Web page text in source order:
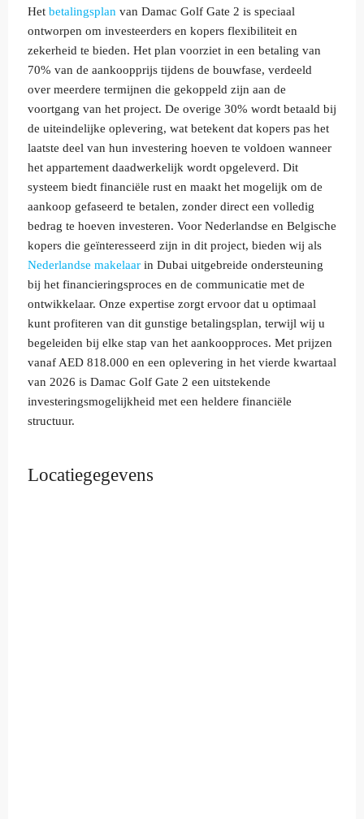
Het betalingsplan van Damac Golf Gate 2 is speciaal
ontworpen om investeerders en kopers flexibiliteit en
zekerheid te bieden. Het plan voorziet in een betaling van
70% van de aankoopprijs tijdens de bouwfase, verdeeld
over meerdere termijnen die gekoppeld zijn aan de
voortgang van het project. De overige 30% wordt betaald bij
de uiteindelijke oplevering, wat betekent dat kopers pas het
laatste deel van hun investering hoeven te voldoen wanneer
het appartement daadwerkelijk wordt opgeleverd. Dit
systeem biedt financiële rust en maakt het mogelijk om de
aankoop gefaseerd te betalen, zonder direct een volledig
bedrag te hoeven investeren. Voor Nederlandse en Belgische
kopers die geïnteresseerd zijn in dit project, bieden wij als
Nederlandse makelaar in Dubai uitgebreide ondersteuning
bij het financieringsproces en de communicatie met de
ontwikkelaar. Onze expertise zorgt ervoor dat u optimaal
kunt profiteren van dit gunstige betalingsplan, terwijl wij u
begeleiden bij elke stap van het aankoopproces. Met prijzen
vanaf AED 818.000 en een oplevering in het vierde kwartaal
van 2026 is Damac Golf Gate 2 een uitstekende
investeringsmogelijkheid met een heldere financiële
structuur.
Locatiegegevens